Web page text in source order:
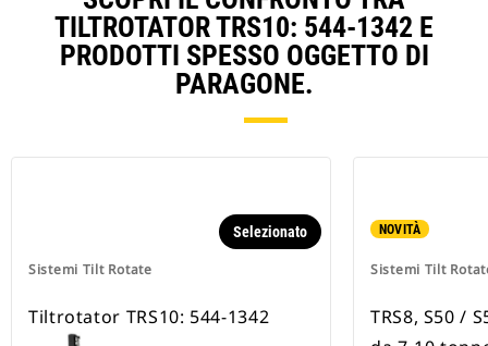
TILTROTATOR TRS10: 544-1342 E
PRODOTTI SPESSO OGGETTO DI
PARAGONE.
Sistemi Tilt Rotate
Selezionato
Tiltrotator TRS10: 544-1342
NOVITÀ
Sistemi Tilt
TRS8, S50 /